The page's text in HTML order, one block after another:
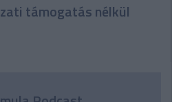
támogatás nélkül